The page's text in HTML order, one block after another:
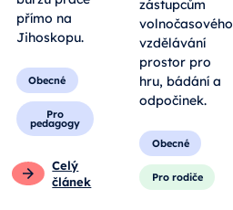
přímo na
Jihoskopu.
Obecné
Pro
pedagogy
Celý
článek
zástupcům
volnočasového
vzdělávání
prostor pro
hru, bádání a
odpočinek.
Obecné
Pro rodiče